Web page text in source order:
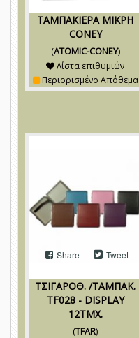
ΤΑΜΠΑΚΙΕΡΑ ΜΙΚΡΗ
CONEY
(ATOMIC-CONEY)
Λίστα επιθυμιών
Περιορισμένο Απόθεμα
ΤΣΙΓΑΡΟΘ. /ΤΑΜΠΑΚ.
TF028 - DISPLAY
12ΤΜΧ.
(TFAR)
Share Tweet